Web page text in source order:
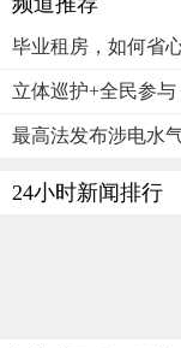
毕业租房，如何省
立体巡护+全民参
最高法发布涉电水
24小时新闻排行